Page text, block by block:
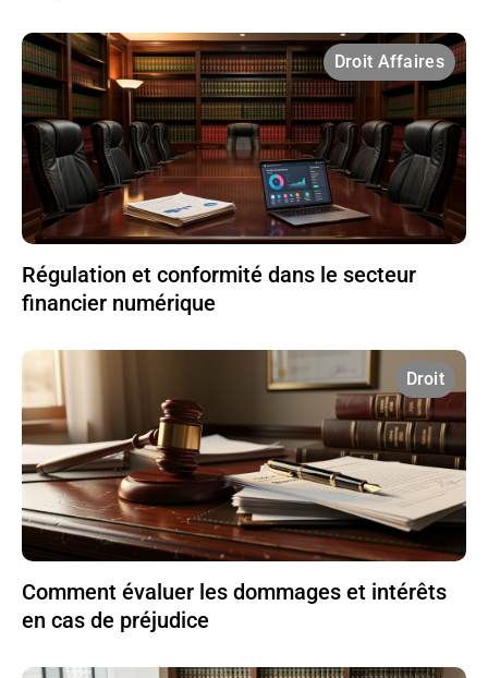
Droit Affaires
Régulation et conformité dans le secteur
financier numérique
Droit
Comment évaluer les dommages et intérêts
en cas de préjudice